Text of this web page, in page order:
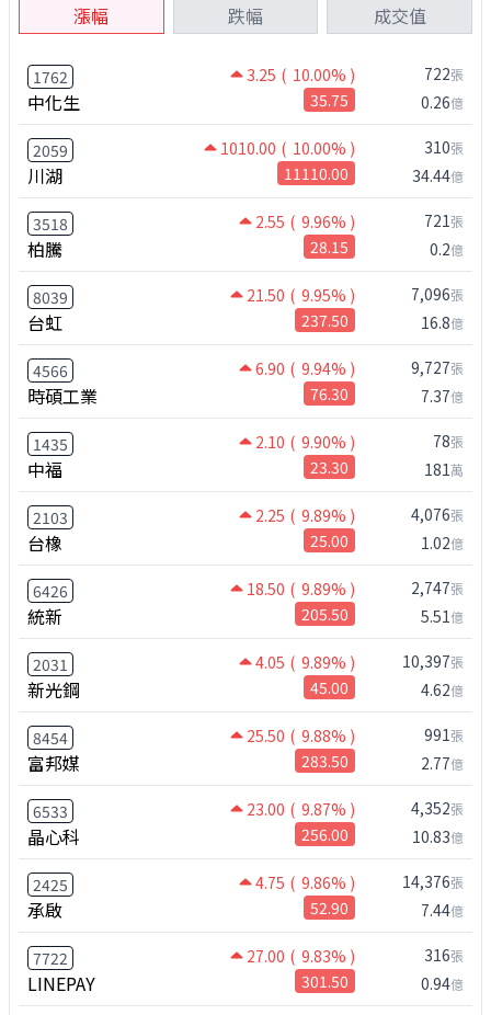
漲幅 跌幅 成交值
1762 3.25 ( 10.00% )
中化生 35.75
722張
0.26億
2059 1010.00 ( 10.00% )
川湖 11110.00
310張
34.44億
3518 2.55 ( 9.96% )
柏騰 28.15
721張
0.2億
8039 21.50 ( 9.95% )
台虹 237.50
7,096張
16.8億
4566 6.90 ( 9.94% )
時碩工業 76.30
9,727張
7.37億
1435 2.10 ( 9.90% )
中福 23.30
78張
181萬
2103 2.25 ( 9.89% )
台橡 25.00
4,076張
1.02億
6426 18.50 ( 9.89% )
統新 205.50
2,747張
5.51億
2031 4.05 ( 9.89% )
新光鋼 45.00
10,397張
4.62億
8454 25.50 ( 9.88% )
富邦媒 283.50
991張
2.77億
6533 23.00 ( 9.87% )
晶心科 256.00
4,352張
10.83億
2425 4.75 ( 9.86% )
承啟 52.90
14,376張
7.44億
7722 27.00 ( 9.83% )
LINEPAY 301.50
316張
0.94億